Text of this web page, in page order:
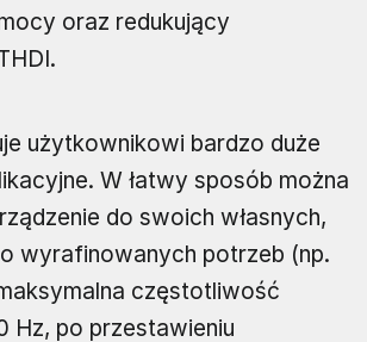
oraz redukujący
użytkownikowi bardzo duże
W łatwy sposób można
do swoich własnych,
wyrafinowanych potrzeb (np.
częstotliwość
Hz, po przestawieniu